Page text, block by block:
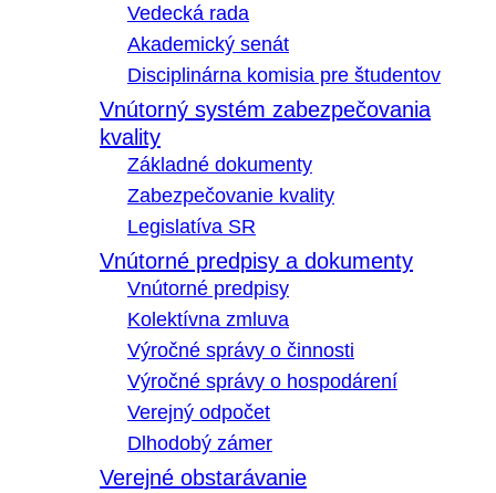
Vedecká rada
Akademický senát
Disciplinárna komisia pre študentov
Vnútorný systém zabezpečovania
kvality
Základné dokumenty
Zabezpečovanie kvality
Legislatíva SR
Vnútorné predpisy a dokumenty
Vnútorné predpisy
Kolektívna zmluva
Výročné správy o činnosti
Výročné správy o hospodárení
Verejný odpočet
Dlhodobý zámer
Verejné obstarávanie